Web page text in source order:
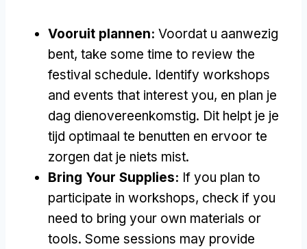
Vooruit plannen: Voordat u aanwezig
bent, take some time to review the
festival schedule. Identify workshops
and events that interest you, en plan je
dag dienovereenkomstig. Dit helpt je je
tijd optimaal te benutten en ervoor te
zorgen dat je niets mist.
Bring Your Supplies: If you plan to
participate in workshops, check if you
need to bring your own materials or
tools. Some sessions may provide